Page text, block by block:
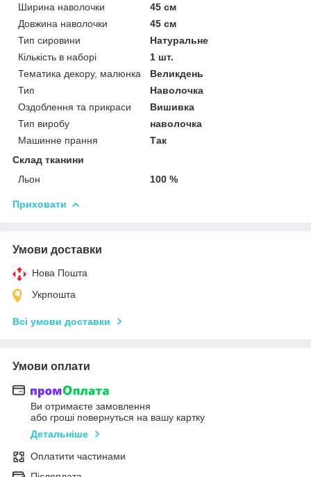
Ширина наволочки
45 см
Довжина наволочки
45 см
Тип сировини
Натуральне
Кількість в наборі
1 шт.
Тематика декору, малюнка
Великдень
Тип
Наволочка
Оздоблення та прикраси
Вишивка
Тип виробу
наволочка
Машинне прання
Так
Склад тканини
Льон
100 %
Приховати
Умови доставки
Нова Пошта
Укрпошта
Всі умови доставки
Умови оплати
Ви отримаєте замовлення
або гроші повернуться на вашу картку
Детальніше
Оплатити частинами